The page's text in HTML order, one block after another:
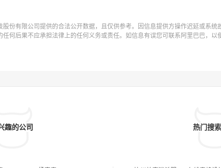
股份有限公司提供的合法公开数据，且仅供参考。因信息提供方操作迟延或系
任何后果不应承担法律上的任何义务或责任。如信息有误您可联系阿里巴巴，以
趣的公司 热门搜